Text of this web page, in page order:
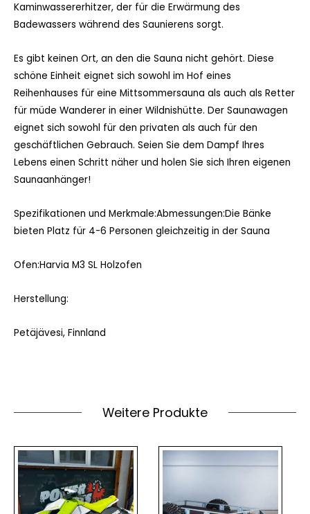
Kaminwassererhitzer, der für die Erwärmung des
Badewassers während des Saunierens sorgt.
Es gibt keinen Ort, an den die Sauna nicht gehört. Diese
schöne Einheit eignet sich sowohl im Hof eines
Reihenhauses für eine Mittsommersauna als auch als Retter
für müde Wanderer in einer Wildnishütte. Der Saunawagen
eignet sich sowohl für den privaten als auch für den
geschäftlichen Gebrauch. Seien Sie dem Dampf Ihres
Lebens einen Schritt näher und holen Sie sich Ihren eigenen
Saunaanhänger!
Spezifikationen und Merkmale:Abmessungen:Die Bänke
bieten Platz für 4-6 Personen gleichzeitig in der Sauna
Ofen:Harvia M3 SL Holzofen
Herstellung:
Petäjävesi, Finnland
Weitere Produkte